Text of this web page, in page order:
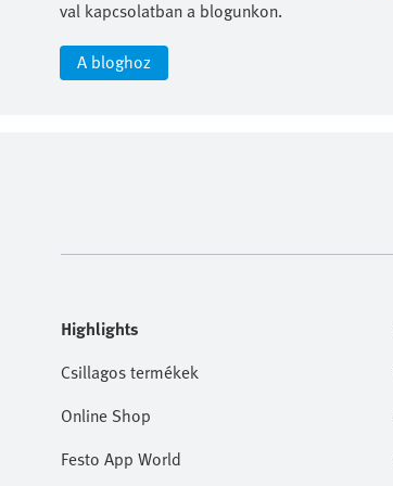
val kapcsolatban a blogunkon.
A bloghoz
Highlights
Csillagos termékek
Online Shop
Festo App World